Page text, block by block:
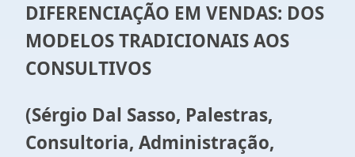
DIFERENCIAÇÃO EM VENDAS: DOS
MODELOS TRADICIONAIS AOS
CONSULTIVOS
(Sérgio Dal Sasso, Palestras,
Consultoria, Administração,